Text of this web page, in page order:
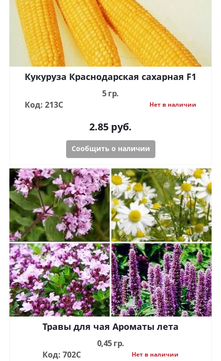
Кукуруза Краснодарская сахарная F1
5 гр.
Код: 213С
Нет в наличии
2.85 руб.
Сообщить о наличии
Травы для чая Ароматы лета
0,45 гр.
Код: 702С
Нет в наличии